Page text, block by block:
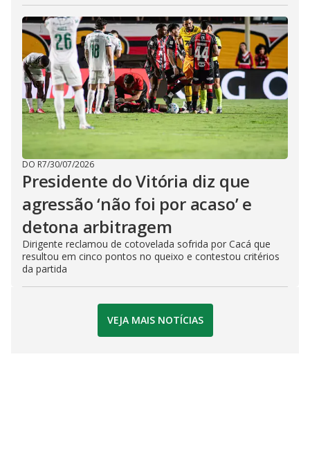
DO R7/30/07/2026
Presidente do Vitória diz que
agressão ‘não foi por acaso’ e
detona arbitragem
Dirigente reclamou de cotovelada sofrida por Cacá que
resultou em cinco pontos no queixo e contestou critérios
da partida
VEJA MAIS NOTÍCIAS